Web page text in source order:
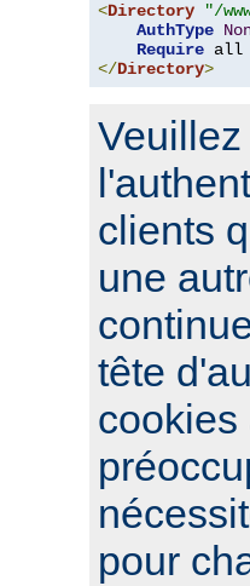
<Directory "/
AuthType
Require
</Directory>
clients
une
tête
cookies
pour